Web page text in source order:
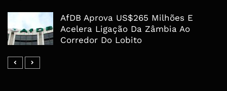
AfDB Aprova US$265 Milhões E
Acelera Ligação Da Zâmbia Ao
Corredor Do Lobito